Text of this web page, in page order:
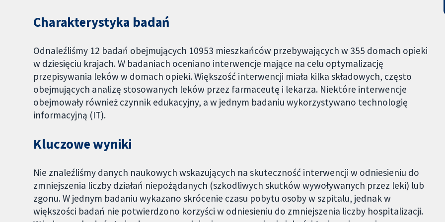
Charakterystyka badań
Odnaleźliśmy 12 badań obejmujących 10953 mieszkańców przebywających w 355 domach opieki
w dziesięciu krajach. W badaniach oceniano interwencje mające na celu optymalizację
przepisywania leków w domach opieki. Większość interwencji miała kilka składowych, często
obejmujących analizę stosowanych leków przez farmaceutę i lekarza. Niektóre interwencje
obejmowały również czynnik edukacyjny, a w jednym badaniu wykorzystywano technologię
informacyjną (IT).
Kluczowe wyniki
Nie znaleźliśmy danych naukowych wskazujących na skuteczność interwencji w odniesieniu do
zmniejszenia liczby działań niepożądanych (szkodliwych skutków wywoływanych przez leki) lub
zgonu. W jednym badaniu wykazano skrócenie czasu pobytu osoby w szpitalu, jednak w
większości badań nie potwierdzono korzyści w odniesieniu do zmniejszenia liczby hospitalizacji.